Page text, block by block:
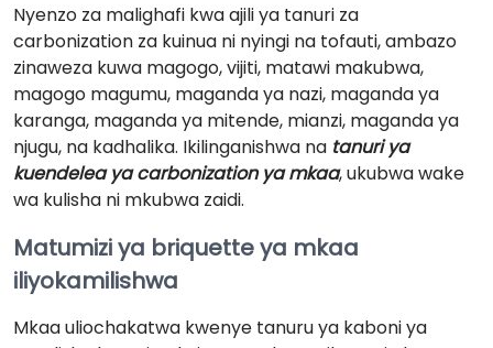
Nyenzo za malighafi kwa ajili ya tanuri za
carbonization za kuinua ni nyingi na tofauti, ambazo
zinaweza kuwa magogo, vijiti, matawi makubwa,
magogo magumu, maganda ya nazi, maganda ya
karanga, maganda ya mitende, mianzi, maganda ya
njugu, na kadhalika. Ikilinganishwa na tanuri ya
kuendelea ya carbonization ya mkaa, ukubwa wake
wa kulisha ni mkubwa zaidi.
Matumizi ya briquette ya mkaa
iliyokamilishwa
Mkaa uliochakatwa kwenye tanuru ya kaboni ya